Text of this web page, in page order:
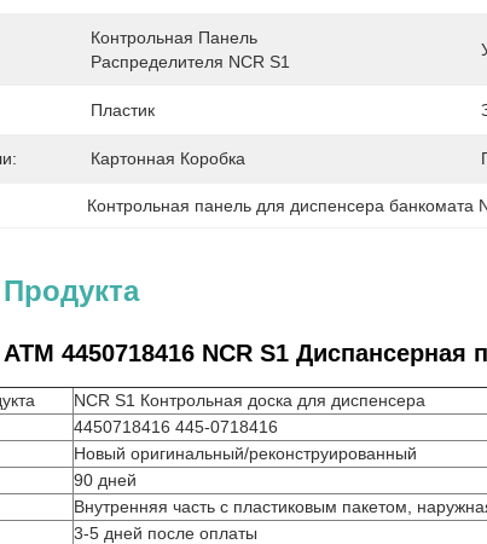
Контрольная Панель
Распределителя NCR S1
Пластик
Картонная Коробка
Контрольная панель для диспенсера банкомата
4450718416 NCR S1 Диспансерная
NCR S1 Контрольная доска для диспенсера
4450718416 445-0718416
Новый оригинальный/реконструированный
90 дней
Внутренняя часть с пластиковым пакетом,
3-5 дней после оплаты